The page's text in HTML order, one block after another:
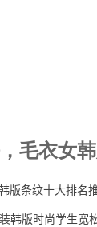
毛衣女
版条纹十大排
韩版时尚学生